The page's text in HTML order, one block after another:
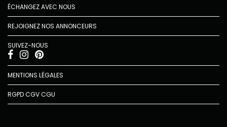
ÉCHANGEZ AVEC NOUS
REJOIGNEZ NOS ANNONCEURS
SUIVEZ-NOUS
MENTIONS LÉGALES
RGPDCGVCGU